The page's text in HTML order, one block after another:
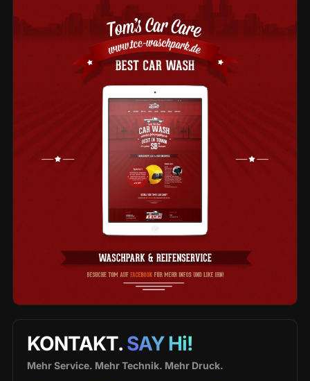
KONTAKT. SAY Hi!
Mehr Service. Mehr Technik. Mehr Druck.